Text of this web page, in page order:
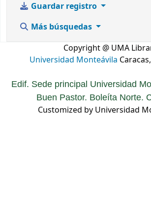
Guardar registro
Más búsquedas
Copyright @ UMA
Universidad Monteávila
Edif. Sede principal Universidad
Buen Pastor. Boleíta Norte.
Customized by Universidad